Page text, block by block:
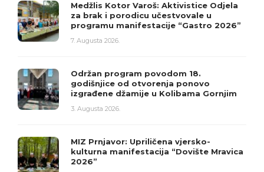
Medžlis Kotor Varoš: Aktivistice Odjela
za brak i porodicu učestvovale u
programu manifestacije “Gastro 2026”
7. Augusta 2026.
Održan program povodom 18.
godišnjice od otvorenja ponovo
izgrađene džamije u Kolibama Gornjim
3. Augusta 2026.
MIZ Prnjavor: Upriličena vjersko-
kulturna manifestacija “Dovište Mravica
2026”